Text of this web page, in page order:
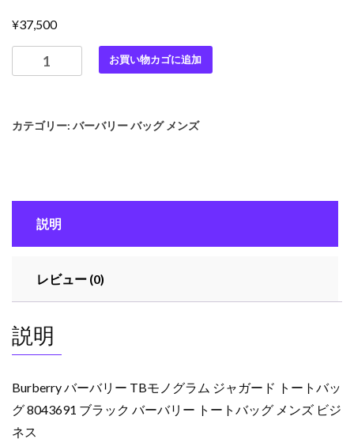
¥37,500
Burberry
バ
リ
ラ
ャ
ー
ド
ー
ト
バ
お買い物カゴに追加
カテゴリー: バーバリー バッグ メンズ
説明
レビュー (0)
説明
Burberry バーバリー TBモノグラム ジャガード トートバッ
グ 8043691 ブラック バーバリー トートバッグ メンズ ビジ
ネス